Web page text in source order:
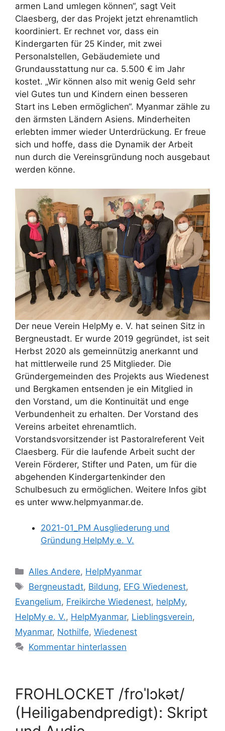
armen Land umlegen können“, sagt Veit
Claesberg, der das Projekt jetzt ehrenamtlich
koordiniert. Er rechnet vor, dass ein
Kindergarten für 25 Kinder, mit zwei
Personalstellen, Gebäudemiete und
Grundausstattung nur ca. 5.500 € im Jahr
kostet. „Wir können also mit wenig Geld sehr
viel Gutes tun und Kindern einen besseren
Start ins Leben ermöglichen“. Myanmar zähle zu
den ärmsten Ländern Asiens. Minderheiten
erlebten immer wieder Unterdrückung. Er freue
sich und hoffe, dass die Dynamik der Arbeit
nun durch die Vereinsgründung noch ausgebaut
werden könne.
Der neue Verein HelpMy e. V. hat seinen Sitz in
Bergneustadt. Er wurde 2019 gegründet, ist seit
Herbst 2020 als gemeinnützig anerkannt und
hat mittlerweile rund 25 Mitglieder. Die
Gründergemeinden des Projekts aus Wiedenest
und Bergkamen entsenden je ein Mitglied in
den Vorstand, um die Kontinuität und enge
Verbundenheit zu erhalten. Der Vorstand des
Vereins arbeitet ehrenamtlich.
Vorstandsvorsitzender ist Pastoralreferent Veit
Claesberg. Für die laufende Arbeit sucht der
Verein Förderer, Stifter und Paten, um für die
abgehenden Kindergartenkinder den
Schulbesuch zu ermöglichen. Weitere Infos gibt
es unter www.helpmyanmar.de.
2021-01_PM Ausgliederung und
Gründung HelpMy e. V.
Kategorien
Alles Andere, HelpMyanmar
Schlagwörter
Bergneustadt, Bildung, EFG Wiedenest,
Evangelium, Freikirche Wiedenest, helpMy,
HelpMy e. V., HelpMyanmar, Lieblingsverein,
Myanmar, Nothilfe, Wiedenest
Kommentar hinterlassen
FROHLOCKET /froˈlɔkət/
(Heiligabendpredigt): Skript